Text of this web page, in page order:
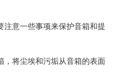
注意一些事项来保护音箱和提
，将尘埃和污垢从音箱的表面